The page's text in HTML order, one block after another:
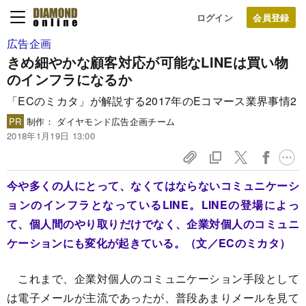
ログイン
広告企画
きめ細やかな顧客対応が可能なLINEは買い物
のインフラになるか
「ECのミカタ」が解説する2017年のEコマース業界事情2
PR 制作： ダイヤモンド広告企画チーム
2018年1月19日 13:00
今や多くの人にとって、なくてはならないコミュニケーシ
ョンのインフラとなっているLINE。LINEの登場によっ
て、個人間のやり取りだけでなく、企業対個人のコミュニ
ケーションにも変化が起きている。（文／ECのミカタ）
これまで、企業対個人のコミュニケーション手段として
は電子メールが主流であったが、普段あまりメールを見て